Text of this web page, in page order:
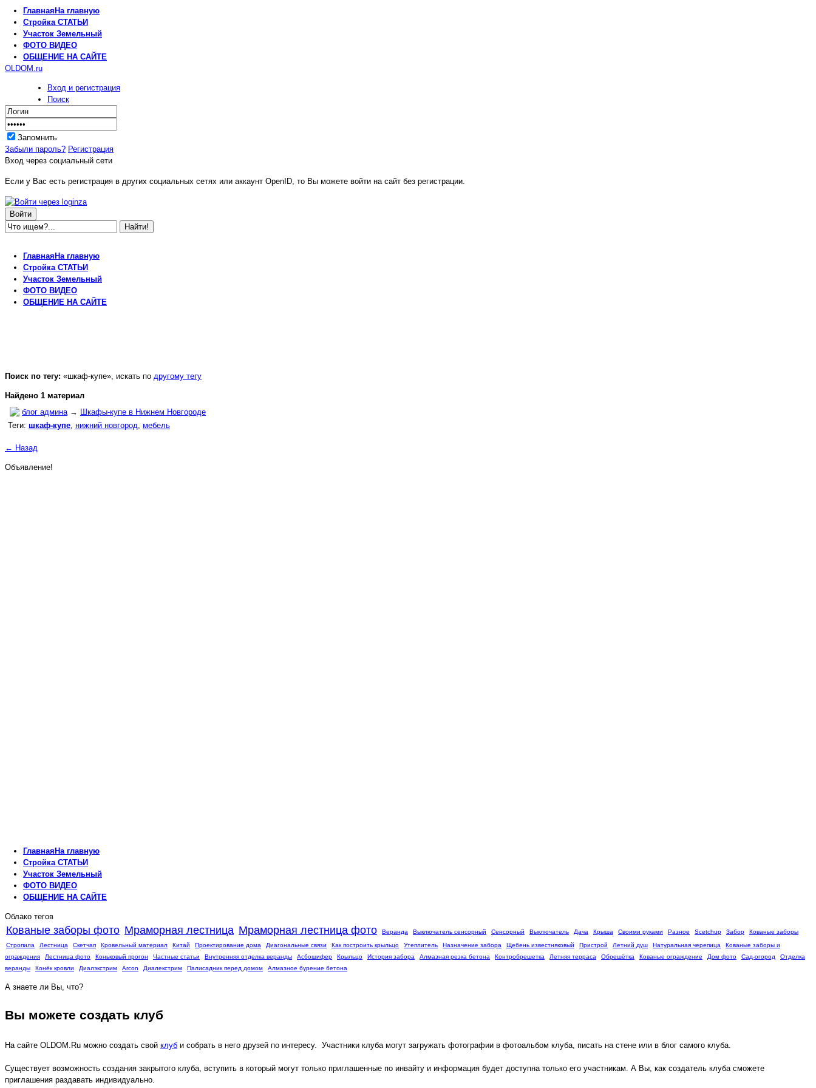
Главная На главную
Стройка СТАТЬИ
Участок Земельный
ФОТО ВИДЕО
ОБЩЕНИЕ НА САЙТЕ
OLDOM.ru
Вход и регистрация
Поиск
Запомнить
Забыли пароль? Регистрация
Вход через социальный сети
Если у Вас есть регистрация в других социальных сетях или аккаунт OpenID, то Вы можете войти на сайт без регистрации.
Главная На главную
Стройка СТАТЬИ
Участок Земельный
ФОТО ВИДЕО
ОБЩЕНИЕ НА САЙТЕ
Поиск по тегу: «шкаф-купе», искать по другому тегу
Найдено 1 материал
блог админа→ Шкафы-купе в Нижнем Новгороде
Теги: шкаф-купе, нижний новгород, мебель
← Назад
Объявление!
Главная На главную
Стройка СТАТЬИ
Участок Земельный
ФОТО ВИДЕО
ОБЩЕНИЕ НА САЙТЕ
Облако тегов
Кованые заборы фото Мраморная лестница Мраморная лестница фото Веранда Выключатель сенсорный Сенсорный Выключатель Дача Крыша Своими руками Разное Scetchup Забор
Кованые заборы
Стропила
Лестница Скетчап Кровельный материал Китай Проектирование дома Диагональные связи Как построить крыльцо Утеплитель Назначение забора Щебень известняковый Пристрой Летний душ Натуральная черепица
Кованые заборы и
ограждения
Лестница фото Коньковый прогон Частные статьи Внутренняя отделка веранды Асбошифер Крыльцо История забора Алмазная резка бетона Контробрешетка Летняя терраса Обрешётка Кованые ограждение Дом фото Сад-огород
Отделка
веранды
Конёк кровли Диалэкстрим Arcon Диалекстрим Палисадник перед домом Алмазное бурение бетона
А знаете ли Вы, что?
Вы можете создать клуб
На сайте OLDOM.Ru можно создать свой клуб и собрать в него друзей по интересу. Участники клуба могут загружать фотографии в фотоальбом клуба, писать на стене или в блог самого клуба.
Существует возможность создания закрытого клуба, вступить в который могут только приглашенные по инвайту и информация будет доступна только его участникам. А Вы, как создатель клуба сможете
приглашения раздавать индивидуально.